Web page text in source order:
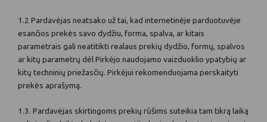
1.2 Pardavėjas neatsako už tai, kad internetinėje parduotuvėje
esančios prekės savo dydžiu, forma, spalva, ar kitais
parametrais gali neatitikti realaus prekių dydžio, formų, spalvos
ar kitų parametrų dėl Pirkėjo naudojamo vaizduoklio ypatybių ar
kitų techninių priežasčių. Pirkėjui rekomenduojama perskaityti
prekės aprašymą.
1.3. Pardavėjas skirtingoms prekių rūšims suteikia tam tikrą laiką